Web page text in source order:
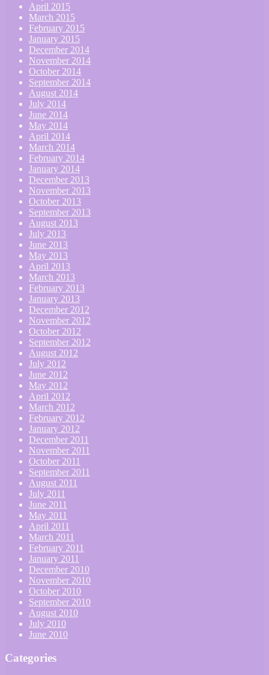
April 2015
March 2015
February 2015
January 2015
December 2014
November 2014
October 2014
September 2014
August 2014
July 2014
June 2014
May 2014
April 2014
March 2014
February 2014
January 2014
December 2013
November 2013
October 2013
September 2013
August 2013
July 2013
June 2013
May 2013
April 2013
March 2013
February 2013
January 2013
December 2012
November 2012
October 2012
September 2012
August 2012
July 2012
June 2012
May 2012
April 2012
March 2012
February 2012
January 2012
December 2011
November 2011
October 2011
September 2011
August 2011
July 2011
June 2011
May 2011
April 2011
March 2011
February 2011
January 2011
December 2010
November 2010
October 2010
September 2010
August 2010
July 2010
June 2010
Categories